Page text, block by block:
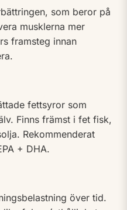
som beror på
musklerna mer
framsteg innan
fettsyror som
Finns främst i fet fisk,
Rekommenderat
+ DHA.
över tid.